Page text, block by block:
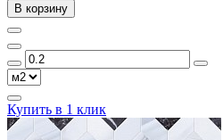
В корзину
Купить в 1 клик